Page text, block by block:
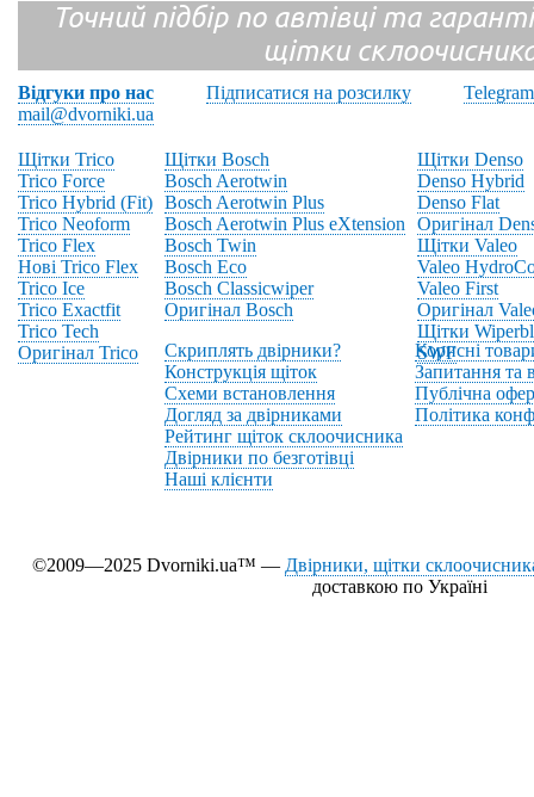
Точний підбір по автівці та
щітки
Відгуки про нас Підписатися на розсилку
Telegram
mail@dvorniki.ua
Щітки Trico
Trico Force
Trico Hybrid (Fit)
Trico Neoform
Trico Flex
Нові Trico Flex
Trico Ice
Trico Exactfit
Trico Tech
Оригінал Trico
Щітки Bosch
Bosch Aerotwin
Bosch Aerotwin Plus
Bosch Aerotwin Plus eXtension
Bosch Twin
Bosch Eco
Bosch Classicwiper
Оригінал Bosch
Щітки Denso
Denso Hybrid
Denso Flat
Оригінал
Щітки Valeo
Valeo
Valeo First
Оригінал
Щітки
SWF
Скриплять двірники?
Конструкція щіток
Схеми встановлення
Догляд за двірниками
Рейтинг щіток склоочисника
Двірники по безготівці
Наші клієнти
Корисні
Запитання та
Публічна
Політика
©2009—2025 Dvorniki.ua™ — Двірники, щітки
доставкою по Україні